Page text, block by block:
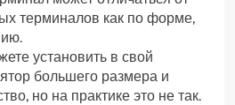
терминалов как по форме,
установить в свой
большего размера и
но на практике это не так.